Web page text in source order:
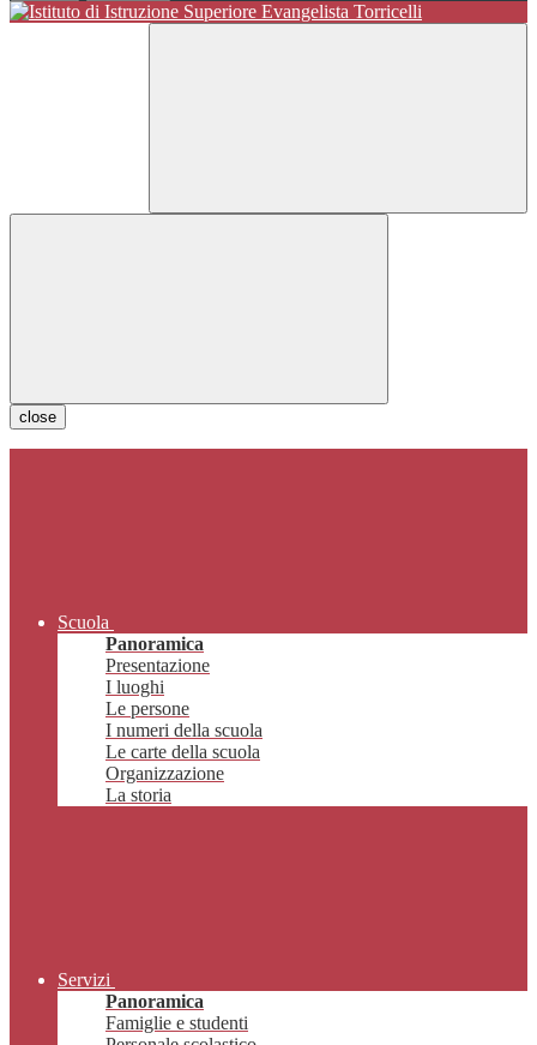
close
Scuola
Panoramica
Presentazione
I luoghi
Le persone
I numeri della scuola
Le carte della scuola
Organizzazione
La storia
Servizi
Panoramica
Famiglie e studenti